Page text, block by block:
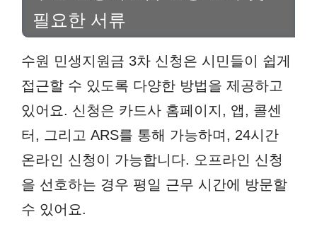
필요한 서류
수원 민생지원금 3차 신청은 시민들이 쉽게
접근할 수 있도록 다양한 방법을 제공하고
있어요. 신청은 카드사 홈페이지, 앱, 콜센
터, 그리고 ARS를 통해 가능하며, 24시간
온라인 신청이 가능합니다. 오프라인 신청
을 선호하는 경우 평일 근무 시간에 방문할
수 있어요.